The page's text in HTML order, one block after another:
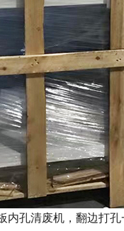
内孔清废机，翻边打